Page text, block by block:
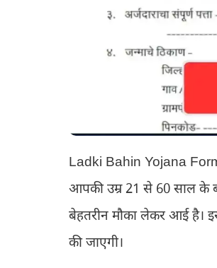
Ladki Bahin Yojana
आपकी उम्र 21 से 60 साल के
बेहतरीन मौका लेकर आई है।
की जाएगी।